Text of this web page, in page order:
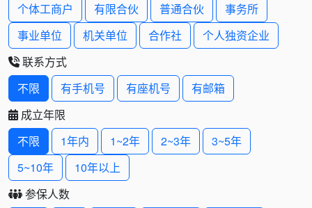
个体工商户
有限合伙 普通合伙
事务所
事业单位
机关单位 合作社
个人独资企业
联系方式
不限
有手机号 有座机号
有邮箱
成立年限
不限
1年内 1~2年 2~3年
3~5年
5~10年
10年以上
参保人数